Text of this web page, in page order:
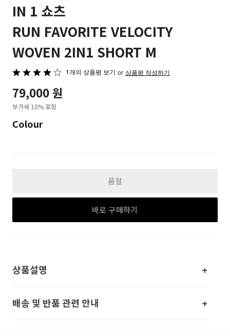
IN 1 쇼츠
RUN FAVORITE VELOCITY
WOVEN 2IN1 SHORT M
5
4
평
가
1개의 상품평 보기 or 상품평 작성하기
79,000 원
부가세 10% 포함
Colour
품절
바로 구매하기
상품설명
배송 및 반품 관련 안내